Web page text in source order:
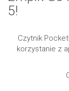
5!
Czytnik
korzystanie z